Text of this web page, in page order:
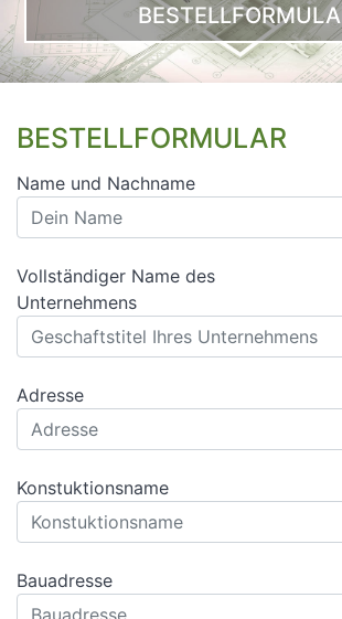
BESTELLFORMULAR
Name und Nachname
Vollständiger Name des
Unternehmens
Adresse
Konstuktionsname
Bauadresse